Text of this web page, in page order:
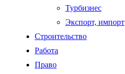
Турбизнес
Экспорт, импорт
Строительство
Работа
Право